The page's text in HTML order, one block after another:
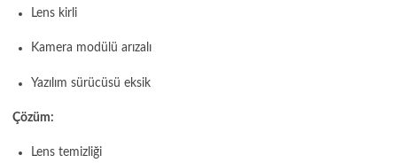
Lens kirli
Kamera modülü arızalı
Yazılım sürücüsü eksik
Çözüm:
Lens temizliği